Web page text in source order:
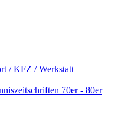
/ KFZ / Werkstatt
70er - 80er